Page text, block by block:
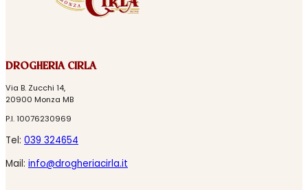
DROGHERIA CIRLA
Via B. Zucchi 14,
20900 Monza MB
P.I. 10076230969
Tel: 039 324654
Mail: info@drogheriacirla.it